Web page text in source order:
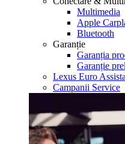
Multimedia
Apple
Bluetooth
Garanție
Garanția
Garanție
Lexus Euro
Campanii Service